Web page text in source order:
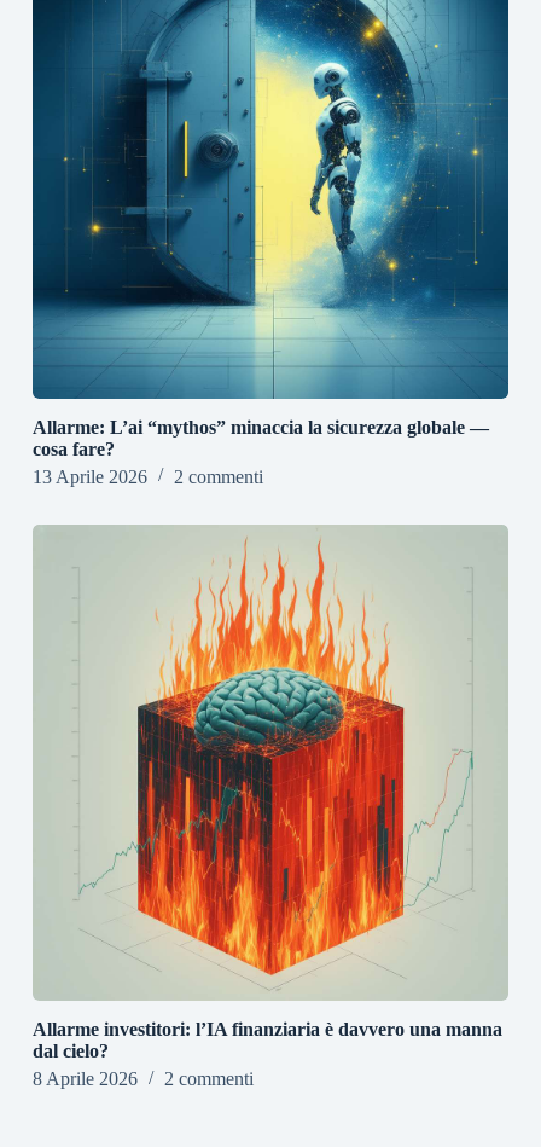
Allarme: L’ai “mythos” minaccia la sicurezza globale —
cosa fare?
13 Aprile 2026
2 commenti
Allarme investitori: l’IA finanziaria è davvero una manna
dal cielo?
8 Aprile 2026
2 commenti